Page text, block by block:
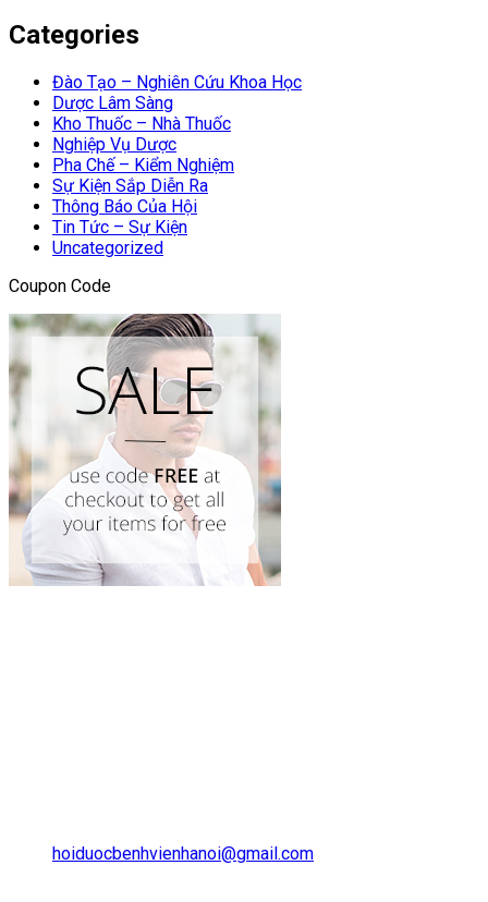
Categories
Đào Tạo – Nghiên Cứu Khoa Học
Dược Lâm Sàng
Kho Thuốc – Nhà Thuốc
Nghiệp Vụ Dược
Pha Chế – Kiểm Nghiệm
Sự Kiện Sắp Diễn Ra
Thông Báo Của Hội
Tin Tức – Sự Kiện
Uncategorized
Coupon Code
hoiduocbenhvienhanoi@gmail.com